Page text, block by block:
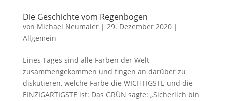
Die Geschichte vom Regenbogen
von Michael Neumaier| 29. Dezember 2020|
Allgemein
Eines Tages sind alle Farben der Welt
zusammengekommen und fingen an darüber zu
diskutieren, welche Farbe die WICHTIGSTE und die
EINZIGARTIGSTE ist: Das GRÜN sagte: „Sicherlich bin